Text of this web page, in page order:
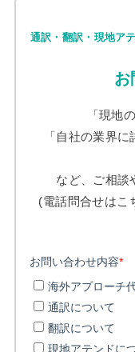
通訳・翻訳・現地ア
お
「現地
「自社の業界
など、ご相談
(電話問合せはこ